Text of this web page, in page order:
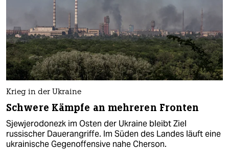
Krieg in der Ukraine
Schwere Kämpfe an mehreren Fronten
Sjewjerodonezk im Osten der Ukraine bleibt Ziel
russischer Dauerangriffe. Im Süden des Landes läuft eine
ukrainische Gegenoffensive nahe Cherson.